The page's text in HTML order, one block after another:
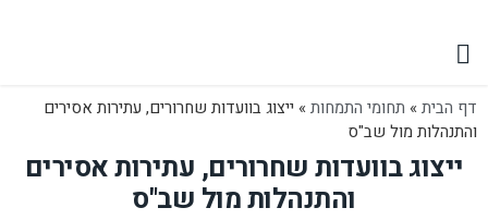
דף הבית » תחומי התמחות » ייצוג בוועדות שחרורים, עתירות אסירים
והתנהלות מול שב"ס
ייצוג בוועדות שחרורים, עתירות אסירים
והתנהלות מול שב"ס